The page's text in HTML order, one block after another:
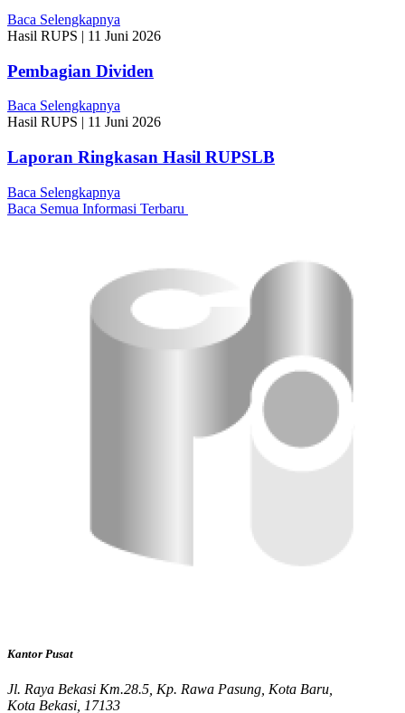
Baca Selengkapnya
Hasil RUPS | 11 Juni 2026
Pembagian Dividen
Baca Selengkapnya
Hasil RUPS
11 Juni 2026
Laporan Ringkasan Hasil RUPSLB
Baca Selengkapnya
Baca Semua Informasi Terbaru
Kantor Pusat
Jl. Raya Bekasi Km.28.5, Kp. Rawa Pasung, Kota Baru,
Kota Bekasi, 17133